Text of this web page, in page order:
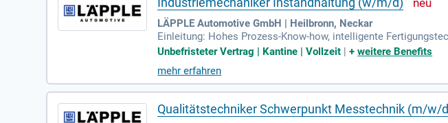
LÄPPLE Automotive GmbH | Heilbronn, Neckar
Einleitung: Hohes Prozess-Know-how, intelligente
in der Blechumformung undim Karosserierohbau für Premium-
Unbefristeter Vertrag | Kantine | Vollzeit |+weitere Benefits
mehr erfahren
Qualitätstechniker Schwerpunkt Messtechnik (m/w/